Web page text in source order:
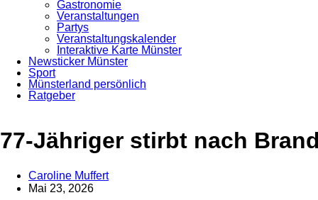
Gastronomie
Veranstaltungen
Partys
Veranstaltungskalender
Interaktive Karte Münster
Newsticker Münster
Sport
Münsterland persönlich
Ratgeber
Anzeige
77-Jähriger stirbt nach
Caroline Muffert
Mai 23, 2026